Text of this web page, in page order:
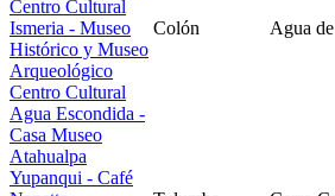
Centro Cultural
Ismeria - Museo
Histórico y Museo
Arqueológico
Colón Agua
Centro Cultural
Agua Escondida -
Casa Museo
Atahualpa
Yupanqui - Café